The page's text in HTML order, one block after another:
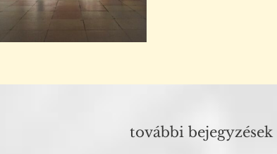
további bejegyzések